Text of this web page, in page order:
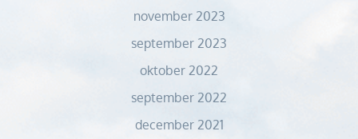
november 2023
september 2023
oktober 2022
september 2022
december 2021